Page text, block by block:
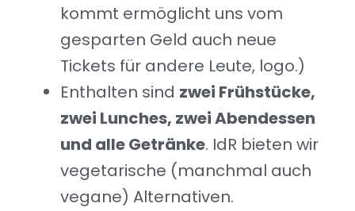
kommt ermöglicht uns vom
gesparten Geld auch neue
Tickets für andere Leute, logo.)
Enthalten sind zwei Frühstücke,
zwei Lunches, zwei Abendessen
und alle Getränke. IdR bieten wir
vegetarische (manchmal auch
vegane) Alternativen.